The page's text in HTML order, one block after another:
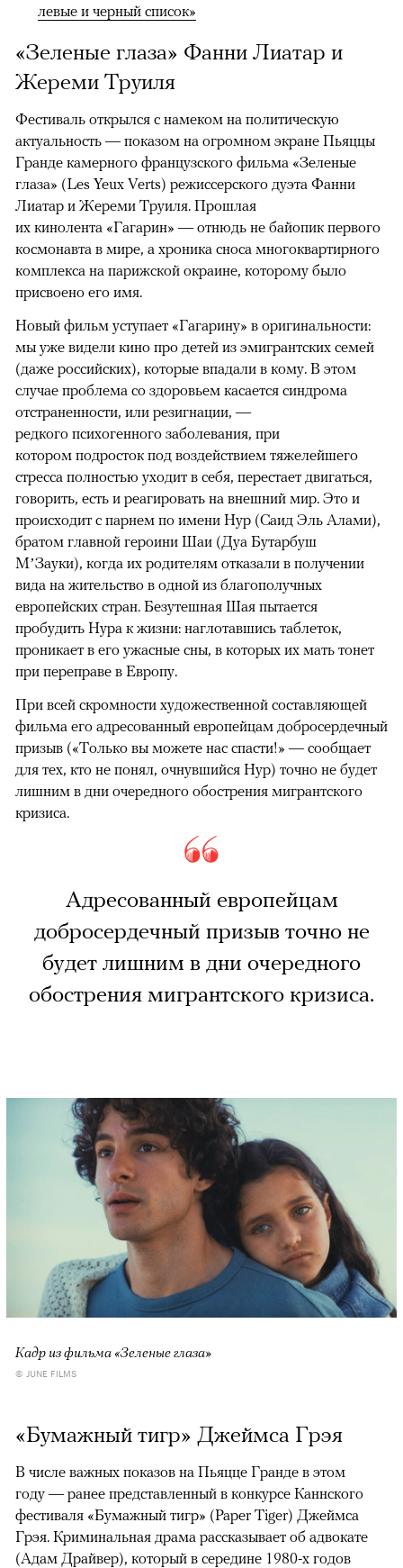
левые и черный список»
«Зеленые глаза» Фанни Лиатар и
Жереми Труиля
Фестиваль открылся с намеком на политическую
актуальность — показом на огромном экране Пьяццы
Гранде камерного французского фильма «Зеленые
глаза» (Les Yeux Verts) режиссерского дуэта Фанни
Лиатар и Жереми Труиля. Прошлая
их кинолента «Гагарин» — отнюдь не байопик первого
космонавта в мире, а хроника сноса многоквартирного
комплекса на парижской окраине, которому было
присвоено его имя.
Новый фильм уступает «Гагарину» в оригинальности:
мы уже видели кино про детей из эмигрантских семей
(даже российских), которые впадали в кому. В этом
случае проблема со здоровьем касается синдрома
отстраненности, или резигнации, —
редкого психогенного заболевания, при
котором подросток под воздействием тяжелейшего
стресса полностью уходит в себя, перестает двигаться,
говорить, есть и реагировать на внешний мир. Это и
происходит с парнем по имени Нур (Саид Эль Алами),
братом главной героини Шаи (Дуа Бутарбуш
М’Зауки), когда их родителям отказали в получении
вида на жительство в одной из благополучных
европейских стран. Безутешная Шая пытается
пробудить Нура к жизни: наглотавшись таблеток,
проникает в его ужасные сны, в которых их мать тонет
при переправе в Европу.
При всей скромности художественной составляющей
фильма его адресованный европейцам добросердечный
призыв («Только вы можете нас спасти!» — сообщает
для тех, кто не понял, очнувшийся Нур) точно не будет
лишним в дни очередного обострения мигрантского
кризиса.
Адресованный европейцам
добросердечный призыв точно не
будет лишним в дни очередного
обострения мигрантского кризиса.
Кадр из фильма «Зеленые глаза»
© JUNE FILMS
«Бумажный тигр» Джеймса Грэя
В числе важных показов на Пьяцце Гранде в этом
году — ранее представленный в конкурсе Каннского
фестиваля «Бумажный тигр» (Paper Tiger) Джеймса
Грэя. Криминальная драма рассказывает об адвокате
(Адам Драйвер), который в середине 1980-х годов